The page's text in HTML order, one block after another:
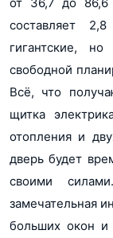
составляет
гигантские,
свободной
Всё, что
щитка
отопления и
дверь будет
своими
замечательная
больших окон и